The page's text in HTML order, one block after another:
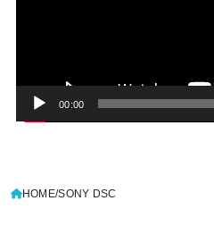
00:00
HOME SONY DSC